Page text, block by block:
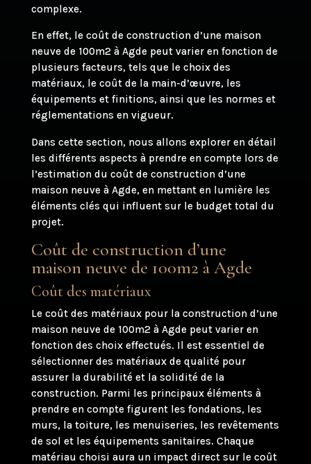
complexe.
En effet, le coût de construction d’une maison
neuve de 100m2 à Agde peut varier en fonction de
plusieurs facteurs, tels que le choix des
matériaux, le coût de la main-d’œuvre, les
équipements et finitions, ainsi que les normes et
réglementations en vigueur.
Dans cette section, nous allons explorer en détail
les différents aspects à prendre en compte lors de
l’estimation du coût de construction d’une
maison neuve à Agde, en mettant en lumière les
éléments clés qui influent sur le budget total du
projet.
Coût de construction d’une
maison neuve de 100m2 à Agde
Coût des matériaux
Le coût des matériaux pour la construction d’une
maison neuve de 100m2 à Agde peut varier en
fonction des choix effectués. Il est essentiel de
sélectionner des matériaux de qualité pour
assurer la durabilité et la solidité de la
construction. Parmi les principaux éléments à
prendre en compte figurent les fondations, les
murs, la toiture, les menuiseries, les revêtements
de sol et les équipements sanitaires. Chaque
matériau choisi aura un impact direct sur le coût